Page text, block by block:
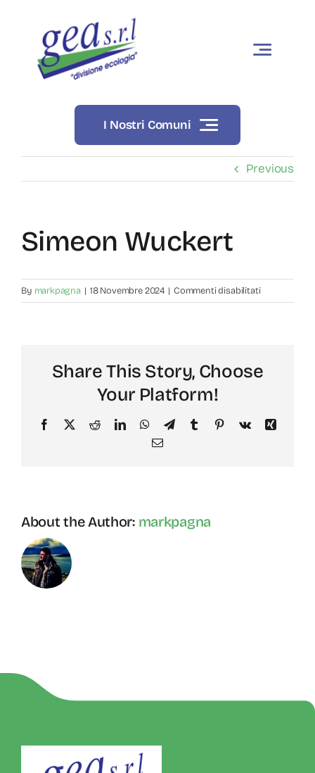
I Nostri Comuni
Previous
Simeon Wuckert
By markpagna | 18 Novembre 2024 | Commenti disabilitatisu
Simeon
Share This Story, Choose
Your Platform!
Facebook
X RedditLinkedInWhatsApp
TelegramTumblr PinterestVk
Xing
Email
About the Author: markpagna